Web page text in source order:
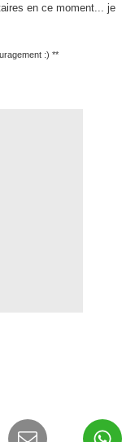
en ce moment... je
:) **